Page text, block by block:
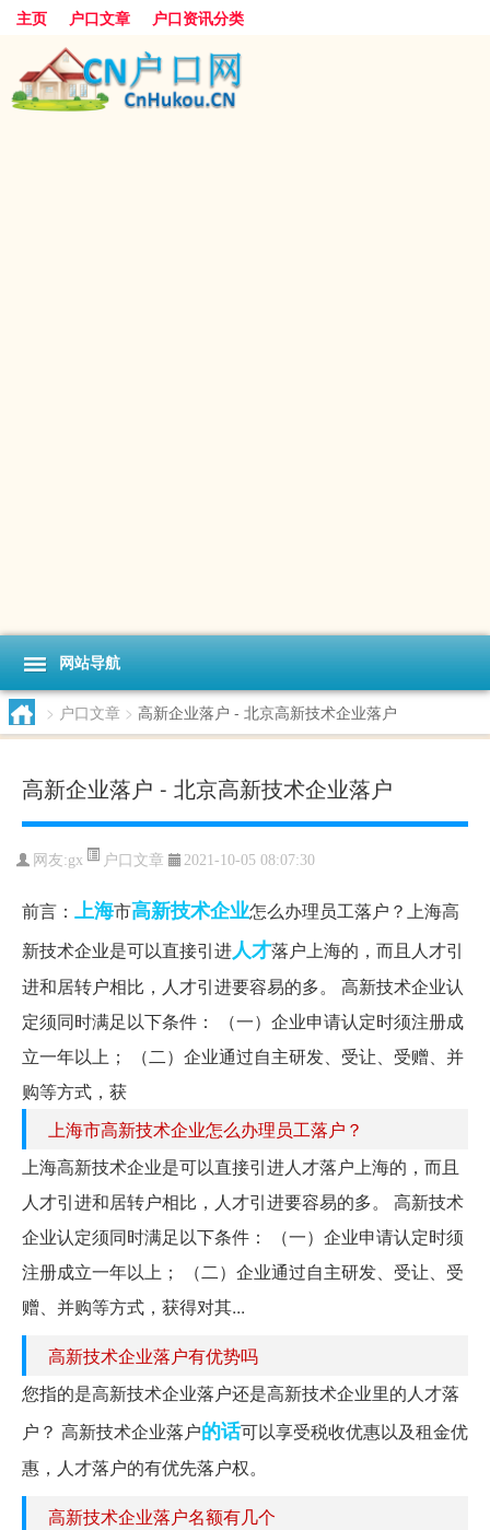
主页 户口文章 户口资讯分类
网站导航
> 户口文章 > 高新企业落户 - 北京高新技术企业落户
高新企业落户 - 北京高新技术企业落户
网友:gx 户口文章 2021-10-05 08:07:30
前言： 上海市高新技术企业怎么办理员工落户？上海高
新技术企业是可以直接引进人才落户上海的，而且人才引
进和居转户相比，人才引进要容易的多。 高新技术企业认
定须同时满足以下条件： （一）企业申请认定时须注册成
立一年以上； （二）企业通过自主研发、受让、受赠、并
购等方式，获
上海市高新技术企业怎么办理员工落户？
上海高新技术企业是可以直接引进人才落户上海的，而且
人才引进和居转户相比，人才引进要容易的多。 高新技术
企业认定须同时满足以下条件： （一）企业申请认定时须
注册成立一年以上； （二）企业通过自主研发、受让、受
赠、并购等方式，获得对其...
高新技术企业落户有优势吗
您指的是高新技术企业落户还是高新技术企业里的人才落
户？ 高新技术企业落户的话可以享受税收优惠以及租金优
惠，人才落户的有优先落户权。
高新技术企业落户名额有几个